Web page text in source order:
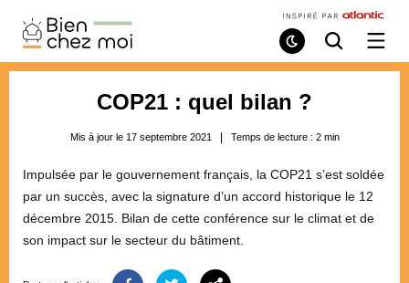
Bien
Chez
Moi
Mode
de
Recherche
/
COP21 : quel bilan ?
Mis à jour le 17 septembre 2021 Temps de lecture : 2 min
Impulsée par le gouvernement français, la COP21 s’est soldée
par un succès, avec la signature d’un accord historique le 12
décembre 2015. Bilan de cette conférence sur le climat et de
son impact sur le secteur du bâtiment.